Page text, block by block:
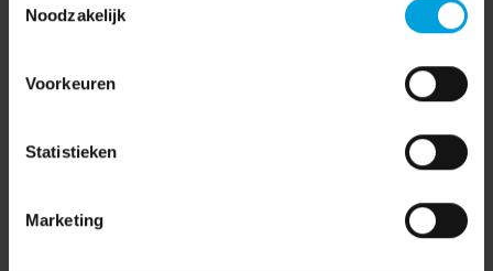
Noodzakelijk
Voorkeuren
Statistieken
Marketing
Banken en subsidieverstrekkers beoordelen aanvragen
op basis van de SBI code. Een onjuiste code kan leiden
Naheffingen en boetes van de Belastingdienst
De Belastingdienst gebruikt de SBI nummers voor btw-
verplichtingen. Een foutieve code kan resulteren in
Geen vergunning of intrekking ervan